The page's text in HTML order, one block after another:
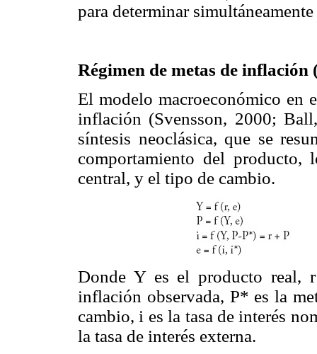
para determinar
Régimen de metas de inflación
El modelo macroeconómico en
inflación (Svensson, 2000;
síntesis neoclásica, que se
comportamiento del producto,
central, y el tipo de cambio.
Donde Y es el producto real,
inflación observada, P* es la
cambio, i es la tasa de interés
la tasa de interés externa.